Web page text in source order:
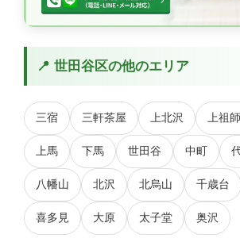
📍 世田谷区の他のエリア
三宿 三軒茶屋 上北沢 上祖
上馬 下馬 世田谷 中町
八幡山 北沢 北烏山 千歳台
喜多見 大原 太子堂 奥沢